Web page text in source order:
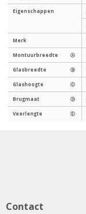
Eigenschappen
Merk
Montuurbreedte Ⓐ
Glasbreedte Ⓑ
Glashoogte Ⓒ
Brugmaat Ⓓ
Veerlengte Ⓔ
Contact